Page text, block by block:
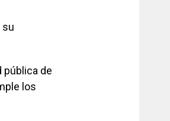
su
pública de
los